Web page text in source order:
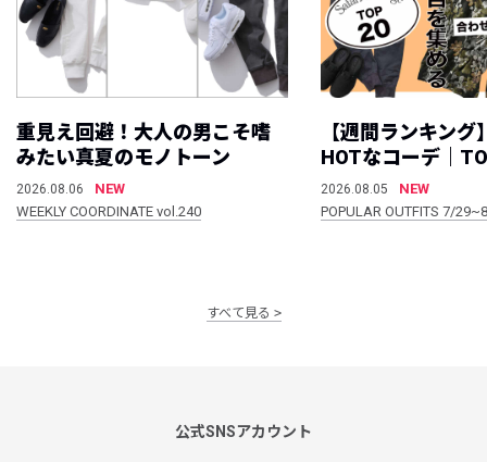
重見え回避！大人の男こそ嗜
みたい真夏のモノトーン
2026.08.06
NEW
WEEKLY COORDINATE vol.240
【週間ランキング
HOTなコーデ｜
2026.08.05
NEW
POPULAR OUTFITS 7/
すべて見る
公式SNSアカウント